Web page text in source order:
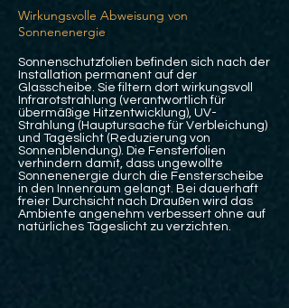
Wirkungsvolle Abweisung von
Sonnenenergie
Sonnenschutzfolien befinden sich nach der
Installation permanent auf der
Glasscheibe. Sie filtern dort wirkungsvoll
Infrarotstrahlung (verantwortlich für
übermäßige Hitzentwicklung), UV-
Strahlung (Hauptursache für Verbleichung)
und Tageslicht (Reduzierung von
Sonnenblendung). Die Fensterfolien
verhindern damit, dass ungewollte
Sonnenenergie durch die Fensterscheibe
in den Innenraum gelangt. Bei dauerhaft
freier Durchsicht nach Draußen wird das
Ambiente angenehm verbessert ohne auf
natürliches Tageslicht zu verzichten.